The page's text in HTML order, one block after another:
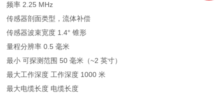
频率 2.25 MHz
传感器剖面类型，流体补偿
传感器波束宽度 1.4° 锥形
量程分辨率 0.5 毫米
最小 可探测范围 50 毫米（~2 英寸）
最大工作深度 工作深度 1000 米
最大电缆长度 电缆长度